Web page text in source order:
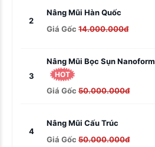
2
Nâng Mũi Hàn Quốc
Giá Gốc 14.000.000đ
3
Nâng Mũi Bọc Sụn Nanoform
HOT
Giá Gốc 50.000.000đ
4
Nâng Mũi Cấu Trúc
Giá Gốc 50.000.000đ